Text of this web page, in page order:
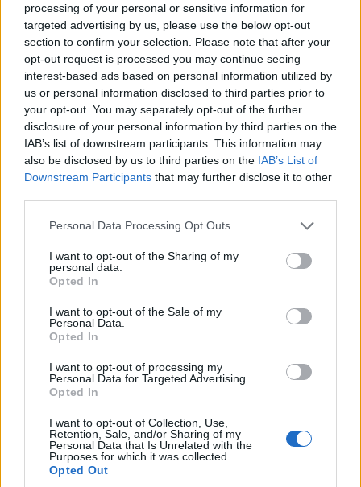
processing of your personal or sensitive information for
targeted advertising by us, please use the below opt-out
section to confirm your selection. Please note that after your
opt-out request is processed you may continue seeing
interest-based ads based on personal information utilized by
us or personal information disclosed to third parties prior to
your opt-out. You may separately opt-out of the further
disclosure of your personal information by third parties on the
IAB’s list of downstream participants. This information may
also be disclosed by us to third parties on the IAB’s List of
Downstream Participants that may further disclose it to other
Personal Data Processing Opt Outs
I want to opt-out of the Sharing of my
personal data.
Opted In
I want to opt-out of the Sale of my
Personal Data.
Opted In
I want to opt-out of processing my
Personal Data for Targeted Advertising.
Opted In
I want to opt-out of Collection, Use,
Retention, Sale, and/or Sharing of my
Personal Data that Is Unrelated with the
Purposes for which it was collected.
Opted Out
EbbeneSi:E fai bene, ci vuole proprio! Incacchiati
pure che altrimenti se ne approfittano 😉
1
·Ti stimo ·Rispondi
Patella: Beh a quest'ora volendo potresti rilassarti
·Ti stimo·Rispondi
Dylan2017
1 Maggio 2025 alle ore 21:23
· Ti stimo
ypsigro:Non hai niente da incazzarti,la donna deve
obbedire e servire
1 Maggio 2025 alle ore 21:24